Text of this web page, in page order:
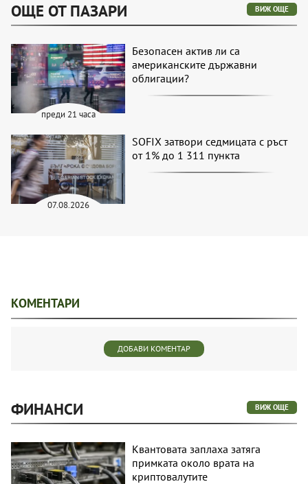
ОЩЕ ОТ ПАЗАРИ ВИЖ ОЩЕ
преди 21 часа
Безопасен актив ли са
американските държавни
облигации?
07.08.2026
SOFIX затвори седмицата с ръст
от 1% до 1 311 пункта
КОМЕНТАРИ
ДОБАВИ КОМЕНТАР
ФИНАНСИ ВИЖ ОЩЕ
Квантовата заплаха затяга
примката около врата на
криптовалутите